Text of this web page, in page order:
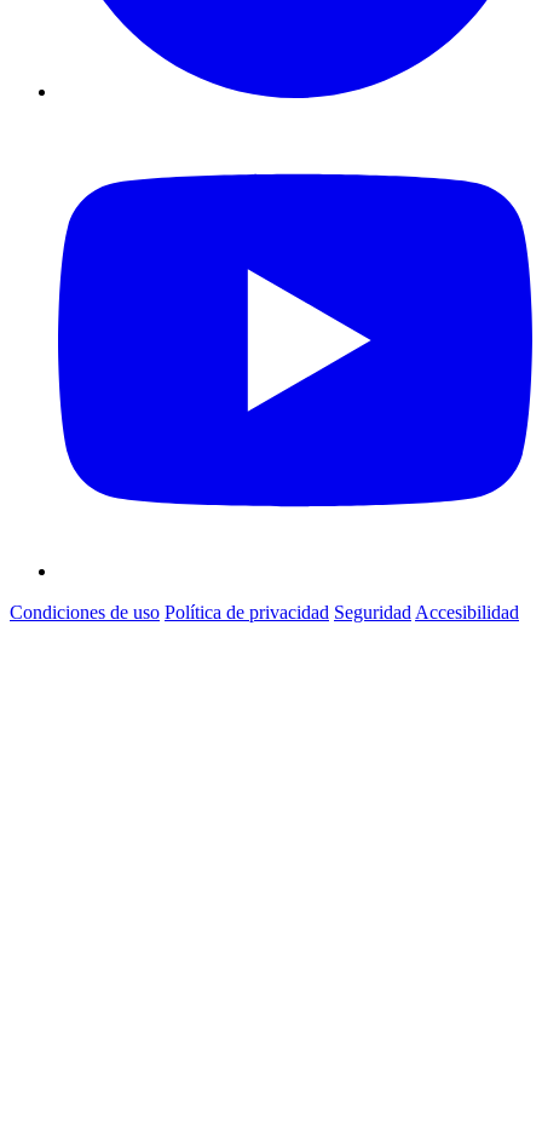
Condiciones de uso Política de privacidad Seguridad Accesibilidad